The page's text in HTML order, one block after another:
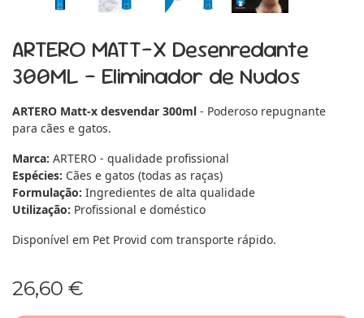
ARTERO MATT-X Desenredante
300ML - Eliminador de Nudos
ARTERO Matt-x desvendar 300ml - Poderoso repugnante
para cães e gatos.
Marca: ARTERO - qualidade profissional
Espécies: Cães e gatos (todas as raças)
Formulação: Ingredientes de alta qualidade
Utilização: Profissional e doméstico
Disponível em Pet Provid com transporte rápido.
26,60 €